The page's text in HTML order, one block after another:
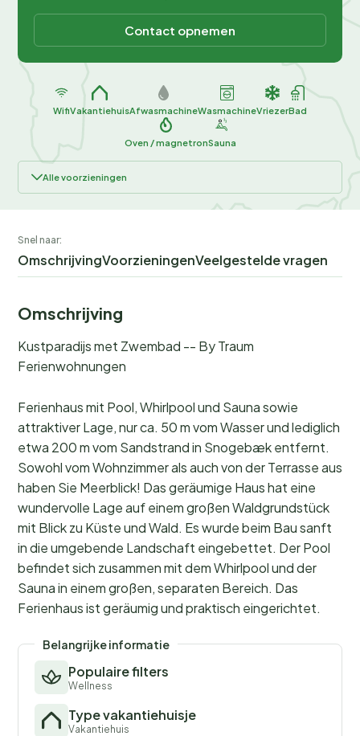
Contact opnemen
WifiVakantiehuisAfwasmachineWasmachineVriezerBad
Oven / magnetronSauna
Alle voorzieningen
Snel naar:
OmschrijvingVoorzieningenVeelgestelde vragen
Omschrijving
Kustparadijs met Zwembad -- By Traum
Ferienwohnungen
Ferienhaus mit Pool, Whirlpool und Sauna sowie
attraktiver Lage, nur ca. 50 m vom Wasser und lediglich
etwa 200 m vom Sandstrand in Snogebæk entfernt.
Sowohl vom Wohnzimmer als auch von der Terrasse aus
haben Sie Meerblick! Das geräumige Haus hat eine
wundervolle Lage auf einem großen Waldgrundstück
mit Blick zu Küste und Wald. Es wurde beim Bau sanft
in die umgebende Landschaft eingebettet. Der Pool
befindet sich zusammen mit dem Whirlpool und der
Sauna in einem großen, separaten Bereich. Das
Ferienhaus ist geräumig und praktisch eingerichtet.
Belangrijke informatie
Populaire filters
Wellness
Type vakantiehuisje
Vakantiehuis